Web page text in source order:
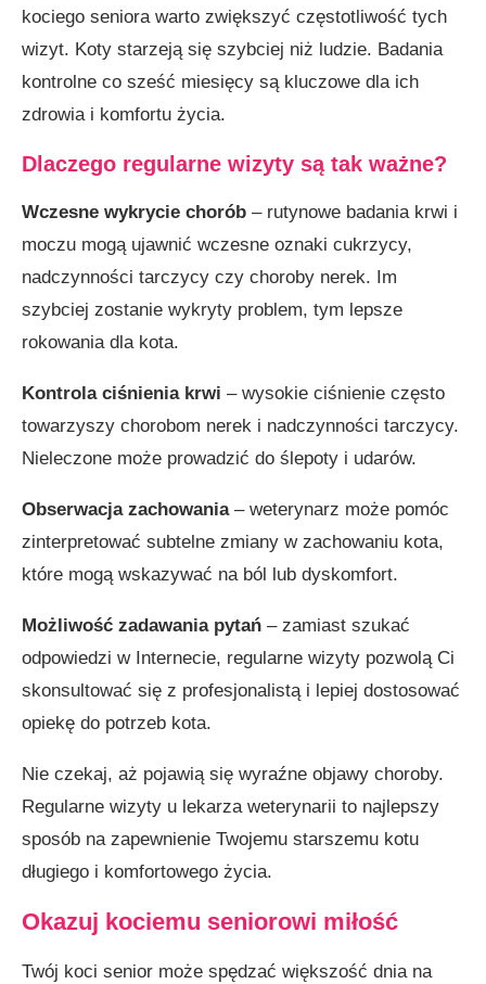
kociego seniora warto zwiększyć częstotliwość tych
wizyt. Koty starzeją się szybciej niż ludzie. Badania
kontrolne co sześć miesięcy są kluczowe dla ich
zdrowia i komfortu życia.
Dlaczego regularne wizyty są tak ważne?
Wczesne wykrycie chorób – rutynowe badania krwi i
moczu mogą ujawnić wczesne oznaki cukrzycy,
nadczynności tarczycy czy choroby nerek. Im
szybciej zostanie wykryty problem, tym lepsze
rokowania dla kota.
Kontrola ciśnienia krwi – wysokie ciśnienie często
towarzyszy chorobom nerek i nadczynności tarczycy.
Nieleczone może prowadzić do ślepoty i udarów.
Obserwacja zachowania– weterynarz może pomóc
zinterpretować subtelne zmiany w zachowaniu kota,
które mogą wskazywać na ból lub dyskomfort.
Możliwość zadawania pytań – zamiast szukać
odpowiedzi w Internecie, regularne wizyty pozwolą Ci
skonsultować się z profesjonalistą i lepiej dostosować
opiekę do potrzeb kota.
Nie czekaj, aż pojawią się wyraźne objawy choroby.
Regularne wizyty u lekarza weterynarii to najlepszy
sposób na zapewnienie Twojemu starszemu kotu
długiego i komfortowego życia.
Okazuj kociemu seniorowi miłość
Twój koci senior może spędzać większość dnia na